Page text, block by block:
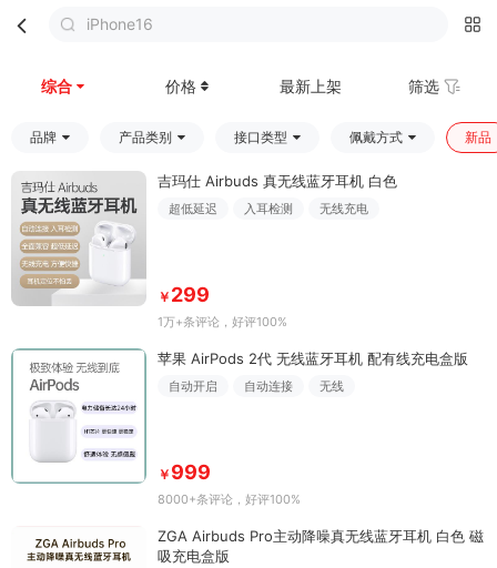
iPhone16
综合 价格 最新上架 筛选
品牌 产品类别 接口类型 佩戴方式 新品
吉玛仕 Airbuds 真无线蓝牙耳机 白色
超低延迟 入耳检测 无线充电
￥ 299
1万+条评论 ，好评100%
苹果 AirPods 2代 无线蓝牙耳机 配有线充电盒版
自动开启 自动连接 无线
￥ 999
8000+条评论 ，好评100%
ZGA Airbuds Pro主动降噪真无线蓝牙耳机 白色 磁
吸充电盒版